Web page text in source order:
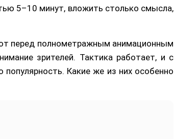
5–10 минут, вложить столько смысла,
перед полнометражным анимационным
зрителей. Тактика работает, и с
Какие же из них особенно